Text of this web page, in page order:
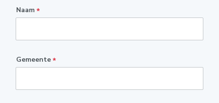
Naam *
Gemeente *